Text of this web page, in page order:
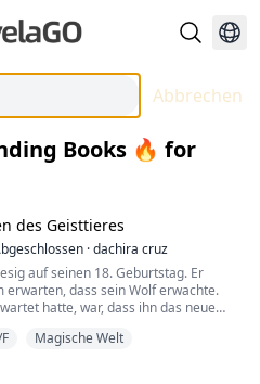
Abbrechen
Books 🔥 for
des Geisttieres
·dachira cruz
auf seinen 18. Geburtstag. Er
erwarten, dass sein Wolf erwachte.
hatte, war, dass ihn das neue
aber er konnte nicht aufhören, an ihr
Magische Welt